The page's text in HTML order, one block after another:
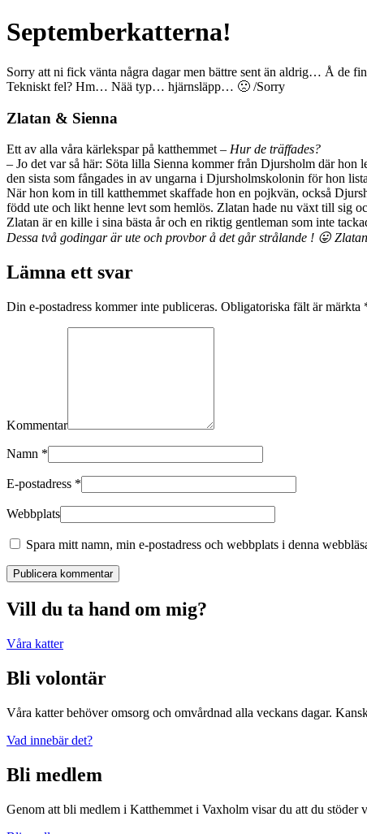
Septemberkatterna!
Sorry att ni fick vänta några dagar men bättre sent än aldrig… Å de
Tekniskt fel? Hm… Nää typ… hjärnsläpp… 🙁 /Sorry
Zlatan & Sienna
Ett av alla våra kärlekspar på katthemmet – Hur de träffades?
– Jo det var så här: Söta lilla Sienna kommer från Djursholm där hon
den sista som fångades in av ungarna i Djursholmskolonin för hon
När hon kom in till katthemmet skaffade hon en pojkvän, också
född ute och likt henne levt som hemlös. Zlatan hade nu växt till sig
Zlatan är en kille i sina bästa år och en riktig gentleman som inte
Dessa två godingar är ute och provbor å det går strålande ! 😛
Lämna ett svar
Din e-postadress kommer inte publiceras. Obligatoriska fält är märkta
Kommentar
Namn *
E-postadress *
Webbplats
Spara mitt namn, min e-postadress och webbplats i denna
Publicera kommentar
Vill du ta hand om mig?
Våra katter
Bli volontär
Våra katter behöver omsorg och omvårdnad alla veckans dagar.
Vad innebär det?
Bli medlem
Genom att bli medlem i Katthemmet i Vaxholm visar du att du stöder